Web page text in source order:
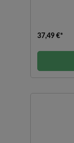
37,49 €*